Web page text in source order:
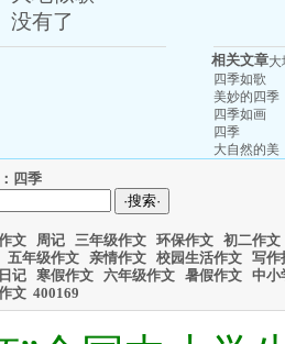
没有了
相关文章大
四季如歌
美妙的四季
四季如画
四季
大自然的美
四季
文 周记 三年级作文 环保作文 初二作文
五年级作文 亲情作文 校园生活作文 写作
记 寒假作文 六年级作文 暑假作文 中小
文 400169